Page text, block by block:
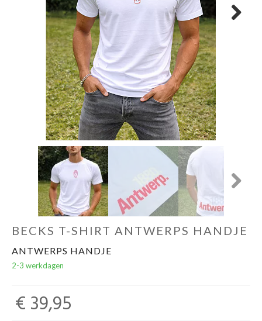
OUTLET
BECKS T-SHIRT ANTWERPS HANDJE
ANTWERPS HANDJE
2-3 werkdagen
€ 39,95